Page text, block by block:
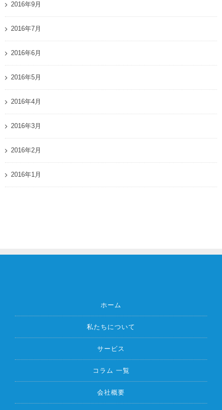
2016年9月
2016年7月
2016年6月
2016年5月
2016年4月
2016年3月
2016年2月
2016年1月
ホーム
私たちについて
サービス
コラム 一覧
会社概要